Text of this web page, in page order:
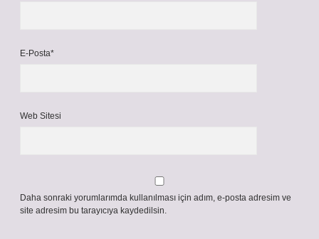
E-Posta*
Web Sitesi
Daha sonraki yorumlarımda kullanılması için adım, e-posta adresim ve
site adresim bu tarayıcıya kaydedilsin.